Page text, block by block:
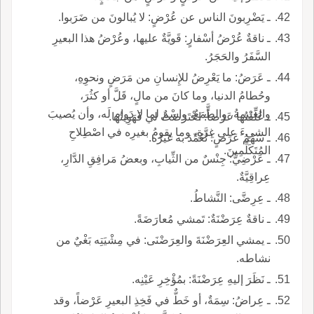
ـ يَضْرِبونَ الناس عن عُرْضٍ: لا يُبالونَ من ضَرَبوا.
ـ ناقةٌ عُرْضُ أسْفارٍ: قَويَّةٌ عليها، وعُرْضُ هذا البعيرِ
السَّفَرُ والحَجَرُ.
ـ عَرَضُ: ما يَعْرِضُ للإِنسانِ من مَرَضٍ ونحوِهِ،
وحُطامُ الدنيا، وما كانَ من مالٍ، قَلَّ أو كثُرَ،
والغَنيمةُ، والطَّمَعُ، واسْمٌ لما لا دَوام لَه، وأن يُصيبَ
الشيءَ على غِرَّةٍ، وما يقومُ بغيرِه في اصْطِلاحِ
المُتَكَلِّمِينَ.
ـ عُلِّقْتُها عَرَضاً: اعْتَرَضَتْ لي فَهَوِيتُها.
ـ سَهْمُ عَرَضٍ: تُعُمِّدَ به غيرُه.
ـ عَرْضِيُّ: جِنْسٌ من الثِّيابِ، وبعضُ مَرافِقِ الدَّارِ،
عِراقِيَّةٌ.
ـ عِرِضَّى: النَّشاطُ.
ـ ناقةٌ عِرَضْنَةٌ: تَمشي مُعارَضَةً.
ـ يمشي العِرَضْنَةَ والعِرَضْنَى: في مِشْيَتِه بَغْيٌ من
نشاطه.
ـ نَظَرَ إليهِ عِرَضْنَةً: بمُؤْخِرِ عَيْنِه.
ـ عِراضُ: سِمَةٌ، أو خَطٌّ في فَخِذِ البعيرِ عَرْضاً، وقد